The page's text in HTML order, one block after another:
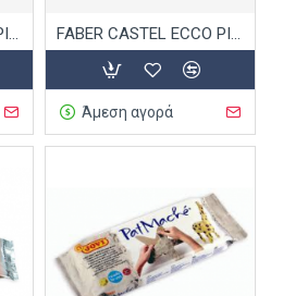
FABER CASTEL ECCO PIGMENT ΜΑΡΚΑΔΟΡΟΣ ΣΧΕΔΙΟΥ 0.7 ΜΑΥΡΟ FABER CASTEL ECCO PIGMENT ΜΑΡΚΑΔΟΡΟΣ ΣΧΕΔΙΟΥ 0.8 ΜΑΥΡΟ
Άμεση αγορά